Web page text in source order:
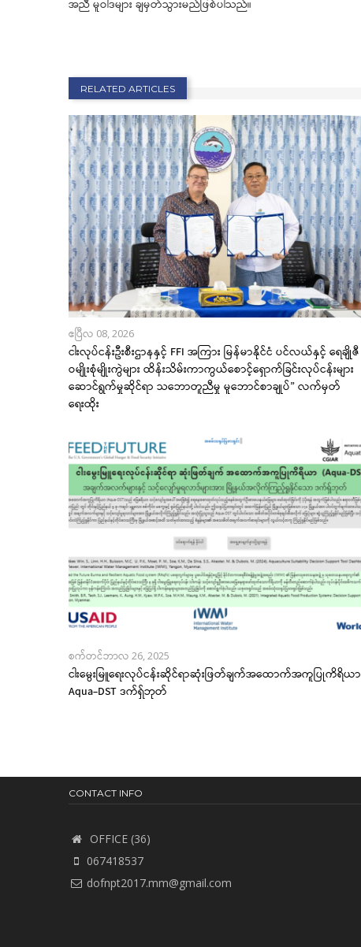
အညီ မူဝါဒများ ချမှတ်သွားမည်ဖြစ်ပါသည်။
RELATED ARTICLES
ဧပြီလ 08, 2026
ငါးလုပ်ငန်းဦးစီးဌာနနှင့် FFI အကြား မြန်မာနိုင်ငံ ပင်လယ်နှင့် ရေချိုဇီ
ဝမျိုးစုံမျိုးကွဲများ ထိန်းသိမ်းကာကွယ်စောင့်ရှောက်ခြင်းလုပ်ငန်းများ
ဆောင်ရွက်မှုဆိုင်ရာ သဘောတူညီမှု မူဘောင်စာချုပ်” လက်မှတ်
ရေးထိုး
စက်တင်ဘာလ 26, 2025
ငါးမွေးမြူရေးလုပ်ငန်းဆိုင်ရာဆုံးဖြတ်ချက်အထောက်အကူပြုကိရိယာ
Aqua-DST ဒက်ရှ်ဘုတ်
CONTACT INFO
OFFICE (36)
067418537
dofnpt2017.mm@gmail.com